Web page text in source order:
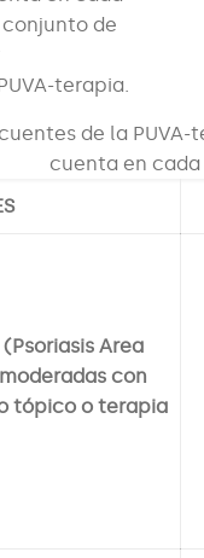
de
terapia.
de la
cuenta en
Area
con
tópico o terapia